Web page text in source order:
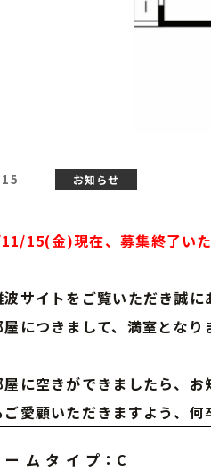
お知らせ
15(金)現在、募集終了いた
波サイトをご覧いただき誠に
につきまして、満室となり
屋に空きができましたら、お
愛顧いただきますよう、何
ム タ イ プ：C